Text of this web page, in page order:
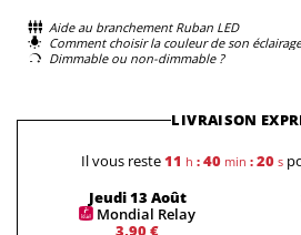
Aide au branchement Ruban LED
Comment choisir la couleur de son
Dimmable ou non-dimmable ?
LIVRAISON
Il vous reste11 h : 40min : 20s
Jeudi 13 Août
Mondial Relay
3,90 €